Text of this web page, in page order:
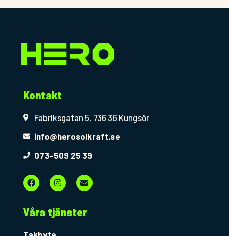
Kontakt
Fabriksgatan 5, 736 36 Kungsör
info@herosolkraft.se
073-509 25 39
F
a
c
b
o
k
I
n
s
a
g
E
n
v
o
Våra tjänster